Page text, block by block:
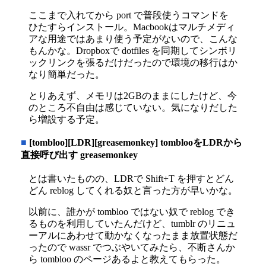
ここまで入れてから port で普段使うコマンドを
ひたすらインストール。Macbookはマルチメディ
アな用途ではあまり使う予定がないので、こんな
もんかな。Dropboxで dotfiles を同期してシンボリ
ックリンクを張るだけだったので環境の移行はか
なり簡単だった。
とりあえず、メモリは2GBのままにしたけど、今
のところ不自由は感じていない。気になりだした
ら増設する予定。
■ [tombloo][LDR][greasemonkey] tomblooをLDRから
直接呼び出す greasemonkey
とは書いたものの、LDRで Shift+T を押すとどん
どん reblog してくれる奴と言った方が早いかな。
以前に、誰かが tombloo ではない奴で reblog でき
るものを利用していたんだけど、tumblr のリニュ
ーアルにあわせて動かなくなったまま放置状態だ
ったので wassr でつぶやいてみたら、不断さんか
ら tombloo のページあるよと教えてもらった。